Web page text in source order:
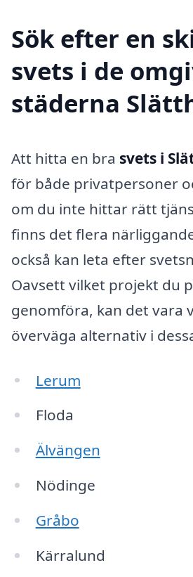
Sök efter en
svets i de
städerna
Att hitta en bra svets i
för både privatpersoner
om du inte hittar rätt
finns det flera
också kan leta efter
Oavsett vilket projekt du
genomföra, kan det vara
överväga alternativ i
Lerum
Floda
Älvängen
Nödinge
Gråbo
Kärralund